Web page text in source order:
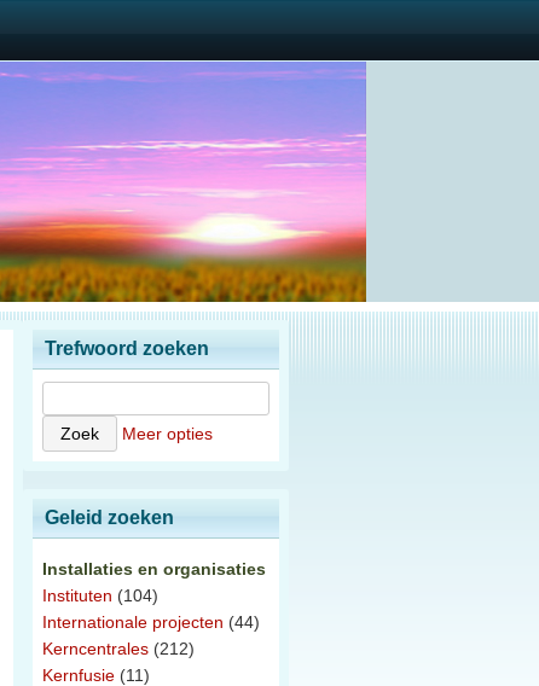
Trefwoord zoeken
Meer opties
Geleid zoeken
Installaties en organisaties
Instituten (104)
Internationale projecten (44)
Kerncentrales (212)
Kernfusie (11)